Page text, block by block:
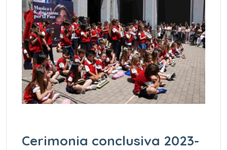
Cerimonia conclusiva 2023-